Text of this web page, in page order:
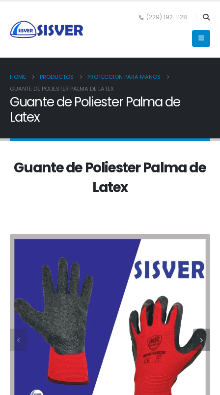
(229) 192-1128
HOME PRODUCTOS
PROTECCION PARA MANOS
GUANTE DE POLIESTER PALMA DE LATEX
Guante de Poliester Palma de
Latex
Guante de Poliester Palma de
Latex